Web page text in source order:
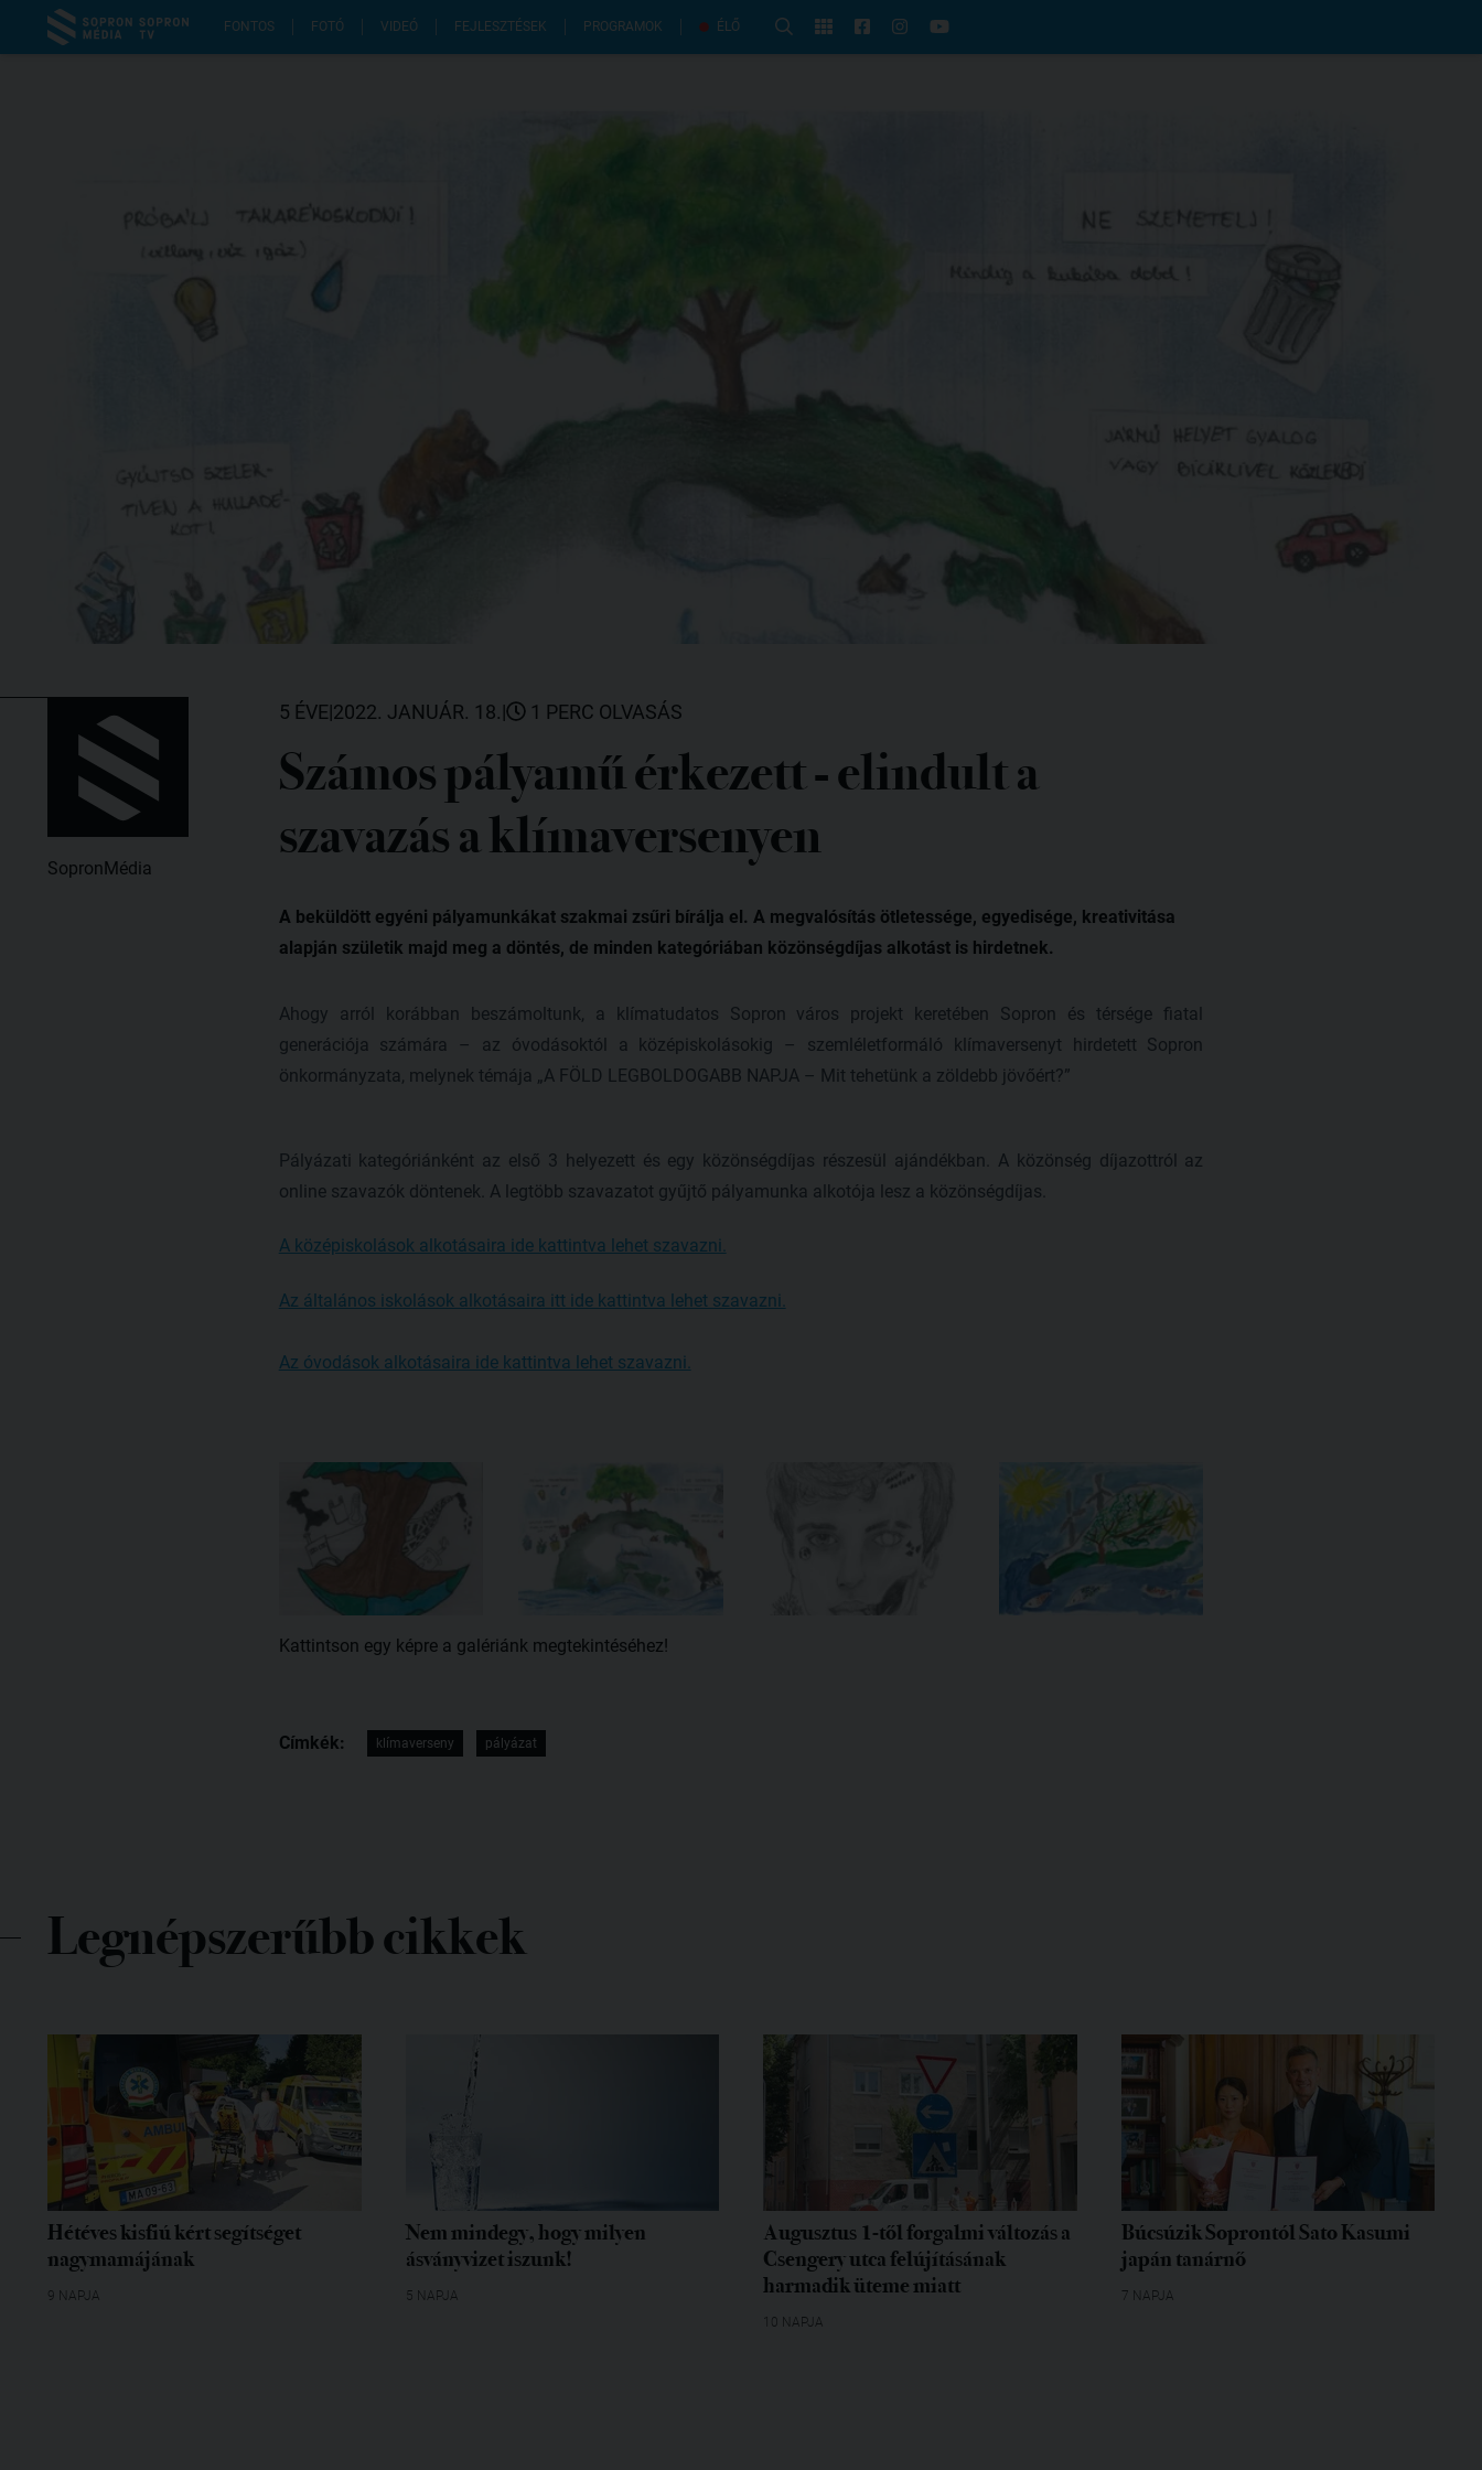
FONTOS FOTÓ VIDEÓ FEJLESZTÉSEK PROGRAMOK ÉLŐ
SopronMédia
5 ÉVE|2022. JANUÁR. 18.| 1 PERC OLVASÁS
Számos pályamű érkezett - elindult a
szavazás a klímaversenyen
A beküldött egyéni pályamunkákat szakmai zsűri bírálja el. A megvalósítás ötletessége, egyedisége, kreativitása
alapján születik majd meg a döntés, de minden kategóriában közönségdíjas alkotást is hirdetnek.
Ahogy arról korábban beszámoltunk, a klímatudatos Sopron város projekt keretében Sopron és térsége fiatal
generációja számára – az óvodásoktól a középiskolásokig – szemléletformáló klímaversenyt hirdetett Sopron
önkormányzata, melynek témája „A FÖLD LEGBOLDOGABB NAPJA – Mit tehetünk a zöldebb jövőért?”
Pályázati kategóriánként az első 3 helyezett és egy közönségdíjas részesül ajándékban. A közönség díjazottról az
online szavazók döntenek. A legtöbb szavazatot gyűjtő pályamunka alkotója lesz a közönségdíjas.
A középiskolások alkotásaira ide kattintva lehet szavazni.
Az általános iskolások alkotásaira itt ide kattintva lehet szavazni.
Az óvodások alkotásaira ide kattintva lehet szavazni.
Kattintson egy képre a galériánk megtekintéséhez!
Címkék: klímaverseny pályázat
Legnépszerűbb cikkek
Hétéves kisfiú kért segítséget
nagymamájának
9 NAPJA
Nem mindegy, hogy milyen
ásványvizet iszunk!
5 NAPJA
Augusztus 1-től forgalmi változás a
Csengery utca felújításának
harmadik üteme miatt
10 NAPJA
Búcsúzik Soprontól Sato Kasumi
japán tanárnő
7 NAPJA